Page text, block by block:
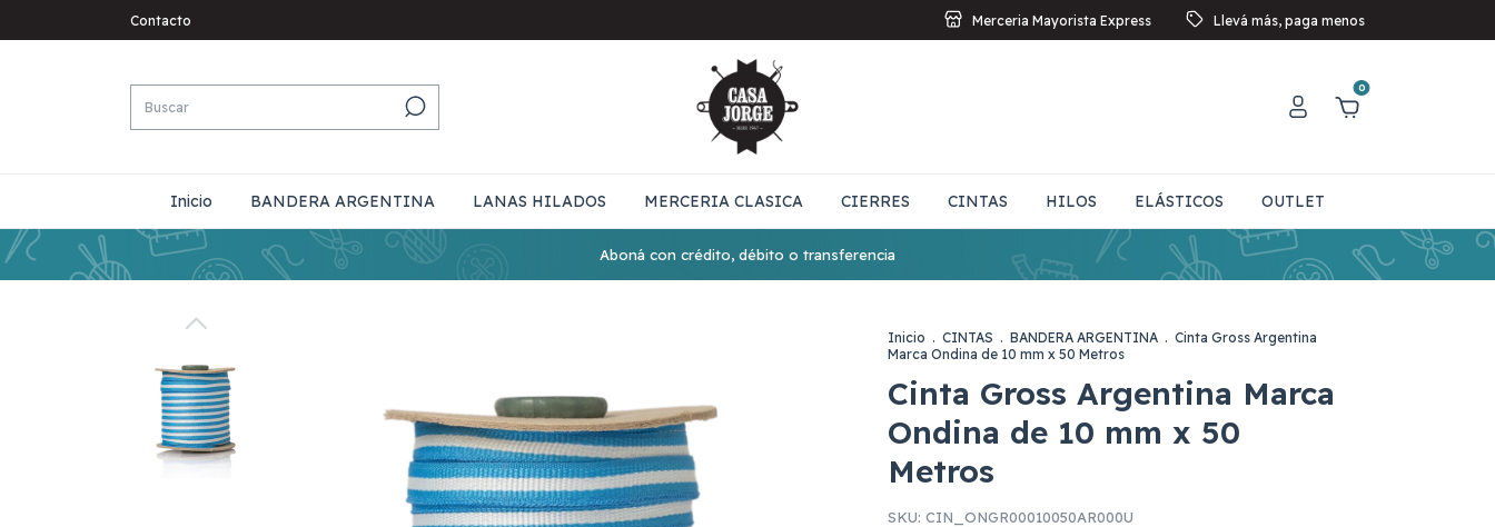
Contacto Merceria Mayorista Express Llevá más, paga menos
0
Inicio BANDERA ARGENTINA LANAS HILADOS MERCERIA CLASICA CIERRES CINTAS HILOS ELÁSTICOS OUTLET
Aboná con crédito, débito o transferencia
Inicio . CINTAS . BANDERA ARGENTINA . Cinta Gross Argentina
Marca Ondina de 10 mm x 50 Metros
Cinta Gross Argentina Marca
Ondina de 10 mm x 50
Metros
SKU: CIN_ONGR00010050AR000U